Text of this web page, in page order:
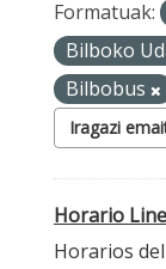
Formatuak:
Bilboko
Bilbobus
Iragazi
Horario
Horarios